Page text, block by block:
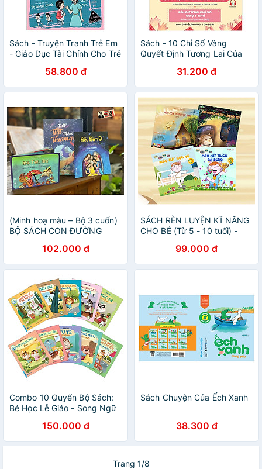
Sách - Truyện Tranh Trẻ Em
- Giáo Dục Tài Chính Cho Trẻ
58.800 đ
Sách - 10 Chỉ Số Vàng
Quyết Định Tương Lai Của
Khó - Adversity Quotient
(AQ) - Mình Có Thể Làm
Được - I Can Do It! - Song
Ngữ Anh-Việt
31.200 đ
(Minh hoạ màu – Bộ 3 cuốn)
BỘ SÁCH CON ĐƯỜNG
DÀNH CHO TRẺ EM: Bồ Tát
Nhí, Kiều Đàm Di, Bớt thịt
thêm thương – Alicja
Zmigrodzka – Lạc Hải Âm
dịch– Thái Hà Books
102.000 đ
SÁCH RÈN LUYỆN KĨ NĂNG
CHO BÉ (Từ 5 - 10 tuổi) -
99.000 đ
Combo 10 Quyển Bộ Sách:
Bé Học Lễ Giáo - Song Ngữ
150.000 đ
Sách Chuyện Của Ếch Xanh
38.300 đ
Trang 1/8